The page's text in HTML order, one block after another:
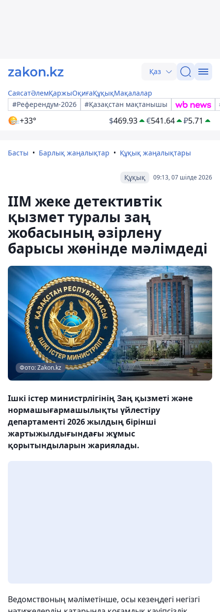
Қаз
СаясатӘлемҚаржыОқиғаҚұқықМақалалар
#Референдум-2026
#Қазақстан мақтанышы
+33° $469.93 €541.64 ₽5.71
Басты Барлық жаңалықтар Құқық жаңалықтары
09:13, 07 шілде 2026
Құқық
ІІМ жеке детективтік
қызмет туралы заң
жобасының әзірлену
барысы жөнінде мәлімдеді
Фото: Zakon.kz
Ішкі істер министрлігінің Заң қызметі және
нормашығармашылықты үйлестіру
департаменті 2026 жылдың бірінші
жартыжылдығындағы жұмыс
қорытындыларын жариялады.
Ведомствоның мәліметінше, осы кезеңдегі негізгі